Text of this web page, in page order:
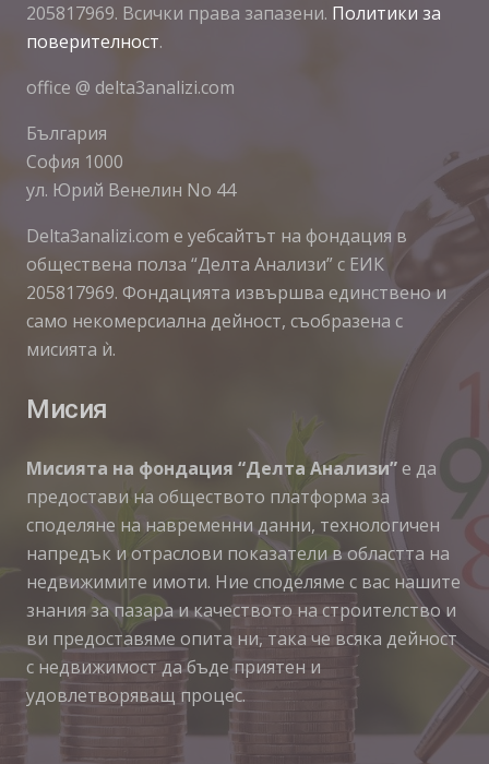
205817969. Всички права запазени. Политики за
поверителност.
office @ delta3analizi.com
България
София 1000
ул. Юрий Венелин No 44
Delta3analizi.com e уебсайтът на фондация в
обществена полза “Делта Анализи” с ЕИК
205817969. Фондацията извършва единствено и
само некомерсиална дейност, съобразена с
мисията ѝ.
Мисия
Мисията на фондация “Делта Анализи”е да
предостави на обществото платформа за
споделяне на навременни данни, технологичен
напредък и отраслови показатели в областта на
недвижимите имоти. Ние споделяме с вас нашите
знания за пазара и качеството на строителство и
ви предоставяме опита ни, така че всяка дейност
с недвижимост да бъде приятен и
удовлетворяващ процес.